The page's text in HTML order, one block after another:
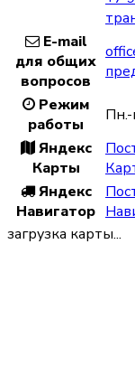
E-mail
для общих
вопросов
Режим
работы
Яндекс
Карты
Яндекс
Навигатор
загрузка карты...